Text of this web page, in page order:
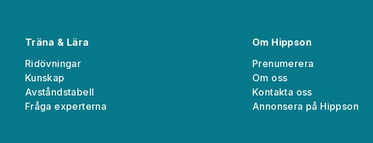
Träna & Lära
Ridövningar
Kunskap
Avståndstabell
Fråga experterna
Om Hippson
Prenumerera
Om oss
Kontakta oss
Annonsera på Hippson